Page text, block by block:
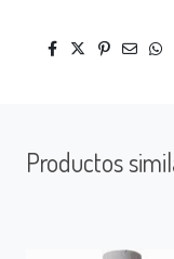
Productos